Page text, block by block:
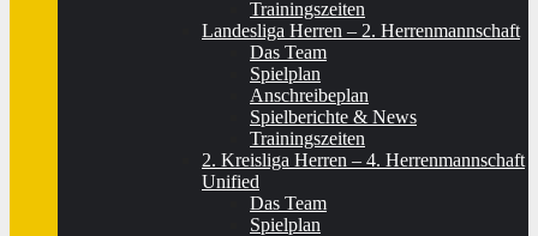
Trainingszeiten
Landesliga Herren – 2. Herrenmannschaft
Das Team
Spielplan
Anschreibeplan
Spielberichte & News
Trainingszeiten
2. Kreisliga Herren – 4. Herrenmannschaft
Unified
Das Team
Spielplan